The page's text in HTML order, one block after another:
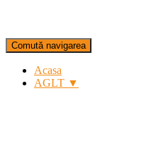
Comută navigarea
Acasa
AGLT ▼